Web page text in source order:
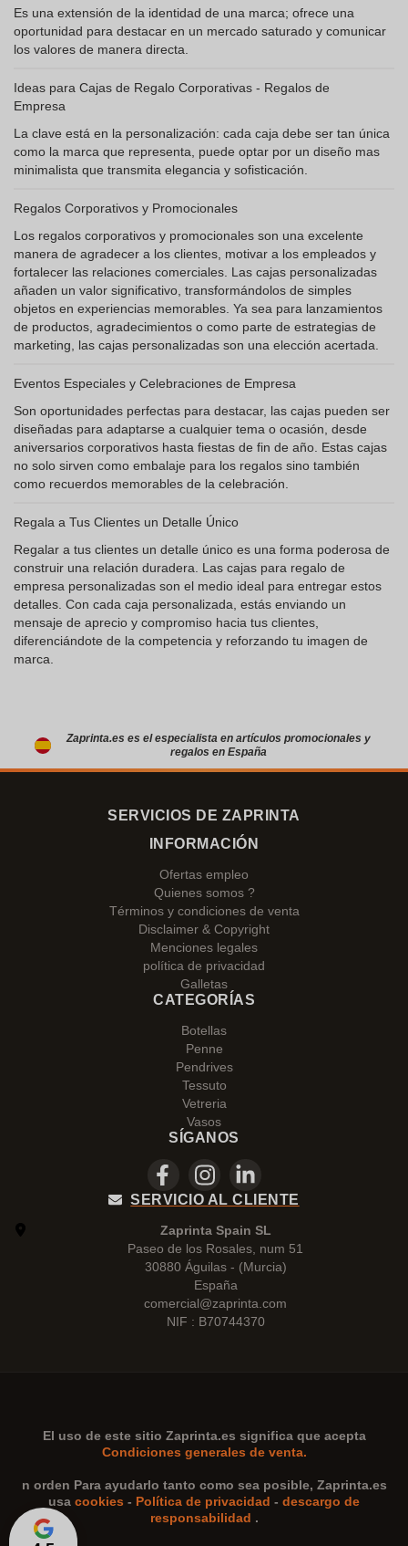
Es una extensión de la identidad de una marca; ofrece una
oportunidad para destacar en un mercado saturado y comunicar
los valores de manera directa.
Ideas para Cajas de Regalo Corporativas - Regalos de
Empresa
La clave está en la personalización: cada caja debe ser tan única
como la marca que representa, puede optar por un diseño mas
minimalista que transmita elegancia y sofisticación.
Regalos Corporativos y Promocionales
Los regalos corporativos y promocionales son una excelente
manera de agradecer a los clientes, motivar a los empleados y
fortalecer las relaciones comerciales. Las cajas personalizadas
añaden un valor significativo, transformándolos de simples
objetos en experiencias memorables. Ya sea para lanzamientos
de productos, agradecimientos o como parte de estrategias de
marketing, las cajas personalizadas son una elección acertada.
Eventos Especiales y Celebraciones de Empresa
Son oportunidades perfectas para destacar, las cajas pueden ser
diseñadas para adaptarse a cualquier tema o ocasión, desde
aniversarios corporativos hasta fiestas de fin de año. Estas cajas
no solo sirven como embalaje para los regalos sino también
como recuerdos memorables de la celebración.
Regala a Tus Clientes un Detalle Único
Regalar a tus clientes un detalle único es una forma poderosa de
construir una relación duradera. Las cajas para regalo de
empresa personalizadas son el medio ideal para entregar estos
detalles. Con cada caja personalizada, estás enviando un
mensaje de aprecio y compromiso hacia tus clientes,
diferenciándote de la competencia y reforzando tu imagen de
marca.
Zaprinta.es es el especialista en artículos promocionales y
regalos en España
SERVICIOS DE ZAPRINTA
INFORMACIÓN
Ofertas empleo
Quienes somos ?
Términos y condiciones de venta
Disclaimer & Copyright
Menciones legales
política de privacidad
Galletas
CATEGORÍAS
Botellas
Penne
Pendrives
Tessuto
Vetreria
Vasos
SÍGANOS
SERVICIO AL CLIENTE
Zaprinta Spain SL
Paseo de los Rosales, num 51
30880 Águilas - (Murcia)
España
comercial@zaprinta.com
NIF : B70744370
El uso de este sitio Zaprinta.es significa que acepta
Condiciones generales de venta.
n orden Para ayudarlo tanto como sea posible, Zaprinta.es
usa cookies - Política de privacidad - descargo de
responsabilidad .